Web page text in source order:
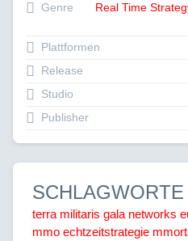
Genre Real Time
Plattformen
Release
Studio
Publisher
SCHLAGWORTE
terra militaris gala networks
mmo echtzeitstrategie